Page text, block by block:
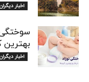
اخبار
سوختگی
بهترین
اخبار